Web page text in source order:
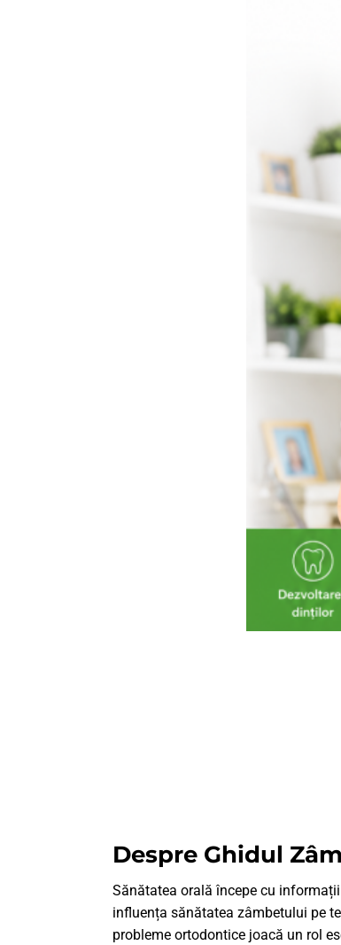
Despre Ghidul
Sănătatea orală începe cu
influența sănătatea zâmbetului pe
probleme ortodontice joacă un rol